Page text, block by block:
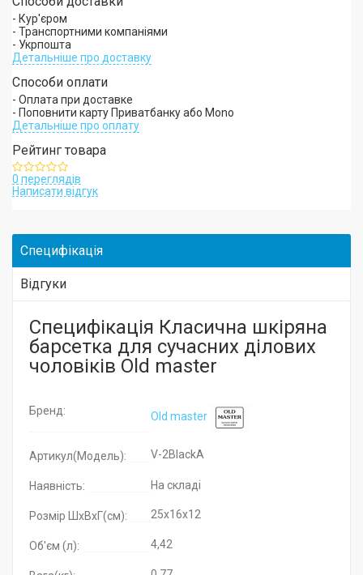
- Кур'єром
- Транспортними компаніями
- Укрпошта
Детальніше про доставку
Способи оплати
- Оплата при доставке
- Поповнити карту Приватбанку або Mono
Детальніше про оплату
Рейтинг товара
0 переглядів
Написати відгук
Специфікація
Відгуки
Специфікація Класична шкіряна
барсетка для сучасних ділових
чоловіків Old master
Бренд: Old master
Артикул(Модель): V-2BlackA
Наявність: На складі
Розмір ШхВхГ(см): 25x16x12
Об'єм (л): 4,42